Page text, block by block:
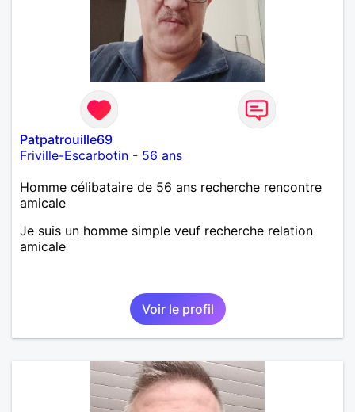
Patpatrouille69
Friville-Escarbotin - 56 ans
Homme célibataire de 56 ans recherche rencontre
amicale
Je suis un homme simple veuf recherche relation
amicale
Voir le profil